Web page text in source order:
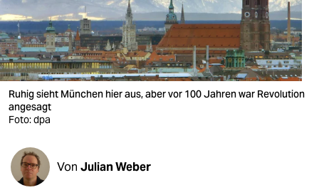
nord
wahrheit
verlag
verlag
shop
fragen & hilfe
Ruhig sieht München hier aus, aber vor 100 Jahren war Revolution
angesagt
Foto: dpa
Von Julian Weber